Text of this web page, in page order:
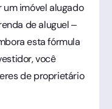
um imóvel alugado
de aluguel –
esta fórmula
você
de proprietário